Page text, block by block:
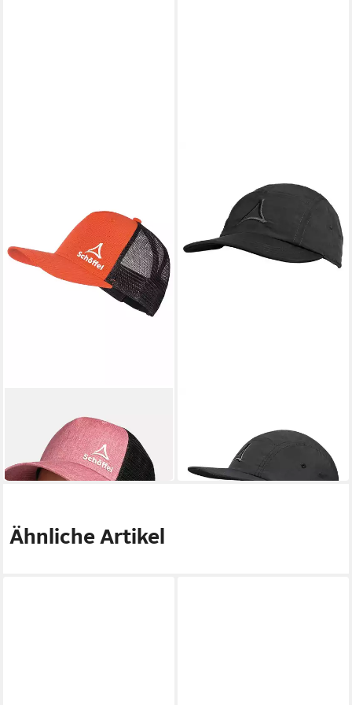
Snapback Cap Kovk
34,96 €
in 3-4 Werktagen bei dir
in 2-3 Werktagen bei dir
Ähnliche Artikel